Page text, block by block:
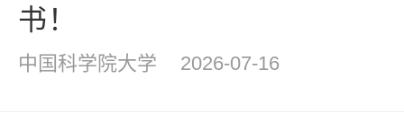
书！
中国科学院大学 2026-07-16